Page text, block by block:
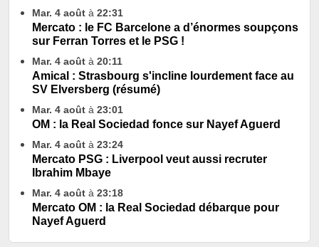
Mar. 4 août à 22:31
Mercato : le FC Barcelone a d’énormes soupçons
sur Ferran Torres et le PSG !
Mar. 4 août à 20:11
Amical : Strasbourg s'incline lourdement face au
SV Elversberg (résumé)
Mar. 4 août à 23:01
OM : la Real Sociedad fonce sur Nayef Aguerd
Mar. 4 août à 23:24
Mercato PSG : Liverpool veut aussi recruter
Ibrahim Mbaye
Mar. 4 août à 23:18
Mercato OM : la Real Sociedad débarque pour
Nayef Aguerd